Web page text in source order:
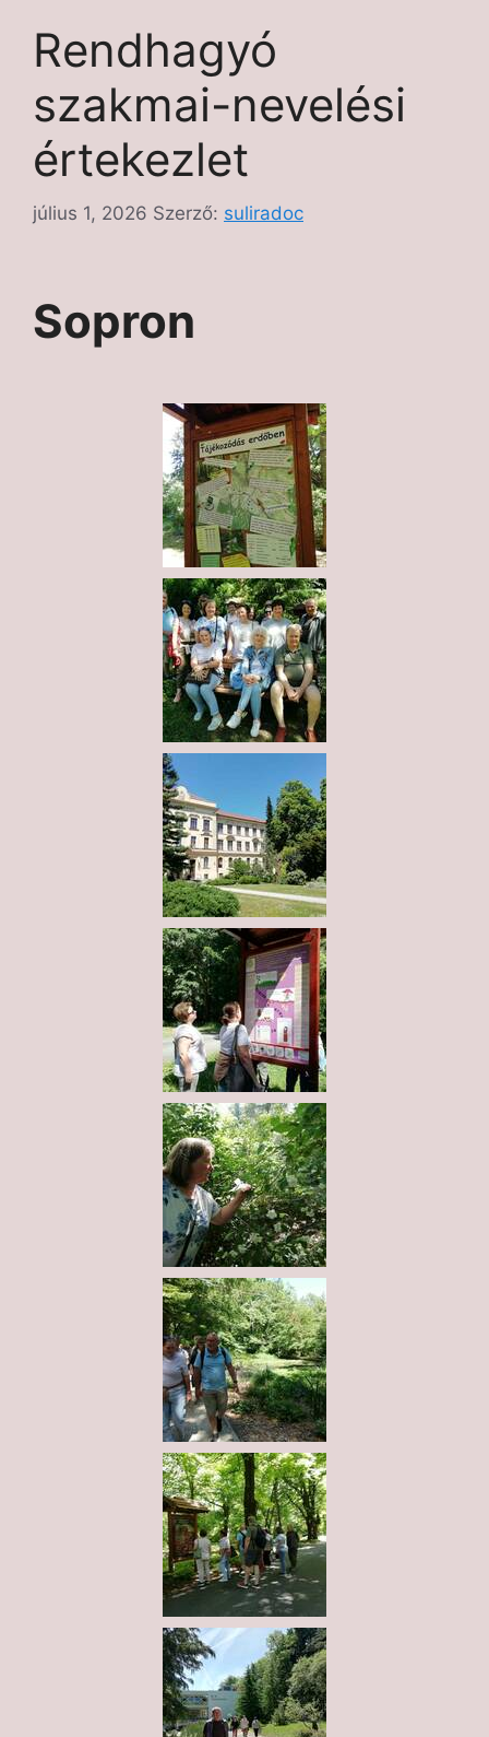
Rendhagyó
szakmai-nevelési
értekezlet
július 1, 2026 Szerző: suliradoc
Sopron